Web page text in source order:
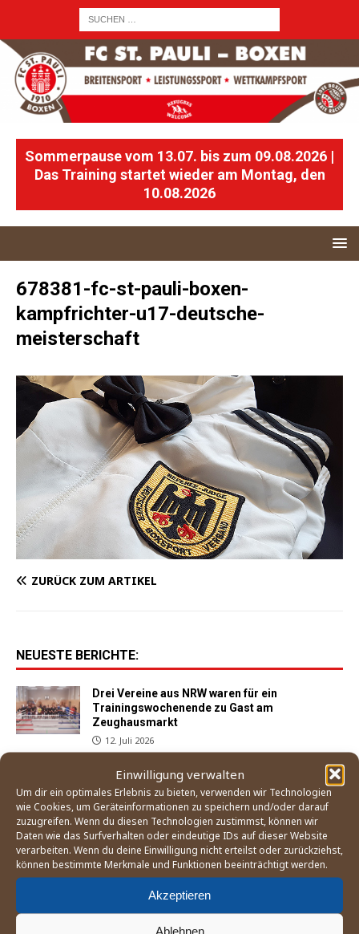
Einwilligung verwalten
Um dir ein optimales Erlebnis zu bieten, verwenden wir Technologien
wie Cookies, um Geräteinformationen zu speichern und/oder darauf
zuzugreifen. Wenn du diesen Technologien zustimmst, können wir
Daten wie das Surfverhalten oder eindeutige IDs auf dieser Website
verarbeiten. Wenn du deine Einwilligung nicht erteilst oder zurückziehst,
können bestimmte Merkmale und Funktionen beeinträchtigt werden.
Akzeptieren
Ablehnen
Sommerpause vom 13.07. bis zum 09.08.2026 |
Das Training startet wieder am Montag, den
10.08.2026
678381-fc-st-pauli-boxen-
kampfrichter-u17-deutsche-
meisterschaft
ZURÜCK ZUM ARTIKEL
NEUESTE BERICHTE:
Drei Vereine aus NRW waren für ein
Trainingswochenende zu Gast am
Zeughausmarkt
12. Juli 2026
Sohail Koofi und Anton Hedde setzen sich mit
Punktsiegen beim BC Norden durch
3. Juni 2026
Spielen 2028 in Los Angeles
21. Mai 2026